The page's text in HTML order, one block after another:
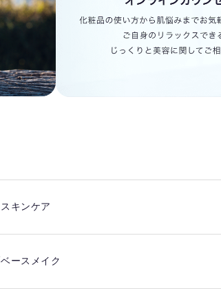
スキンケア
ベースメイク